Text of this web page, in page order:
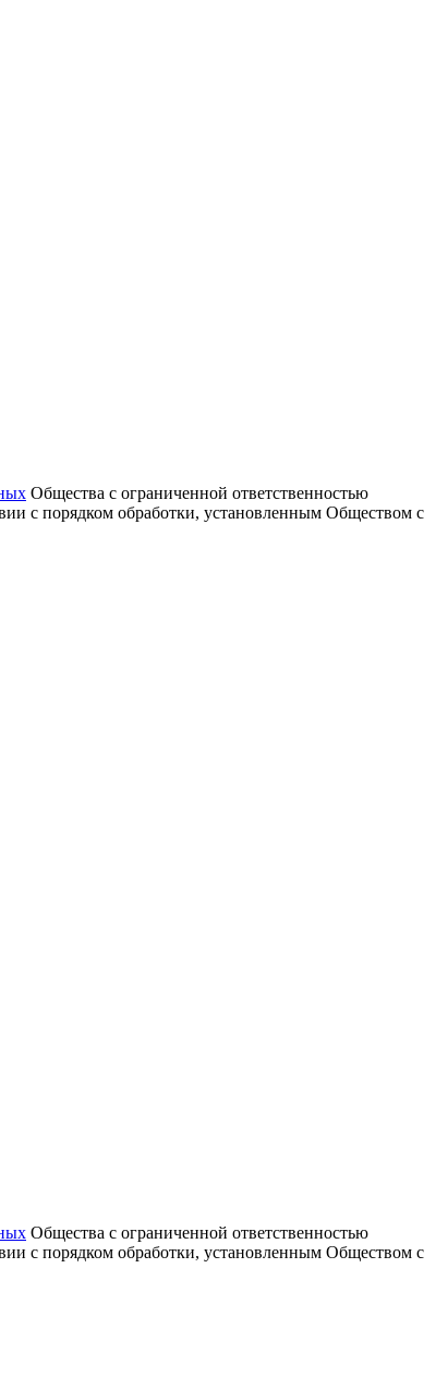
Общества с ограниченной ответственностью
с порядком обработки, установленным Обществом с
Общества с ограниченной ответственностью
с порядком обработки, установленным Обществом с